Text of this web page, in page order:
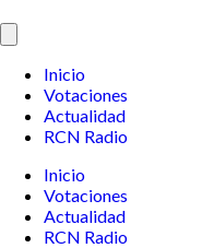
Inicio
Votaciones
Actualidad
RCN Radio
Inicio
Votaciones
Actualidad
RCN Radio